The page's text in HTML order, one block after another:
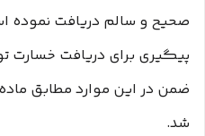
صحیح و سالم دریافت
پیگیری برای دریافت خسارت
شد.